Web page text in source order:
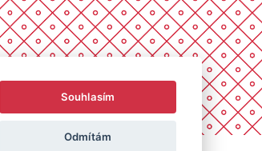
Souhlasím
Odmítám